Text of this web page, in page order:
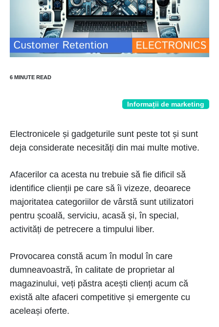
Informații de marketing
Electronicele și gadgeturile sunt peste tot și sunt
deja considerate necesități din mai multe motive.
Afacerilor ca acesta nu trebuie să fie dificil să
identifice clienții pe care să îi vizeze, deoarece
majoritatea categoriilor de vârstă sunt utilizatori
pentru școală, serviciu, acasă și, în special,
activități de petrecere a timpului liber.
Provocarea constă acum în modul în care
dumneavoastră, în calitate de proprietar al
magazinului, veți păstra acești clienți acum că
există alte afaceri competitive și emergente cu
aceleași oferte.